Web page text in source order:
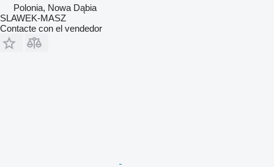
Polonia, Nowa Dąbia
SLAWEK-MASZ
Contacte con el vendedor